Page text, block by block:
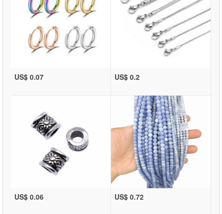
US$ 0.07 US$ 0.2
US$ 0.06 US$ 0.72